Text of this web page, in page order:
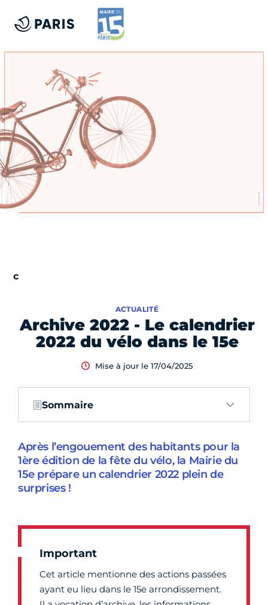
Archive 2022 - Le calendrier
2022 du vélo dans le 15e
ACTUALITÉ
Mise à jour le 17/04/2025
Sommaire
Après l’engouement des habitants pour la
1ère édition de la fête du vélo, la Mairie du
15e prépare un calendrier 2022 plein de
surprises !
Important
Cet article mentionne des actions passées
ayant eu lieu dans le 15e arrondissement.